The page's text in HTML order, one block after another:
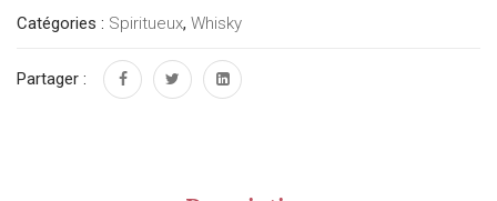
Catégories : Spiritueux, Whisky
Partager :